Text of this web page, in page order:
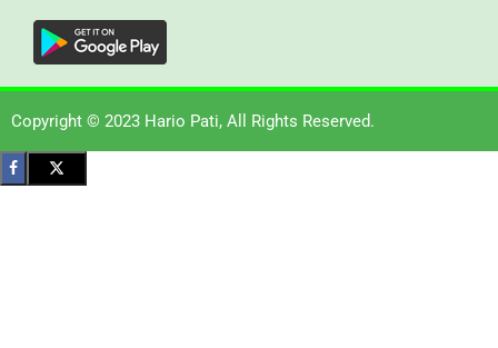
Copyright © 2023 Hario Pati, All Rights Reserved.